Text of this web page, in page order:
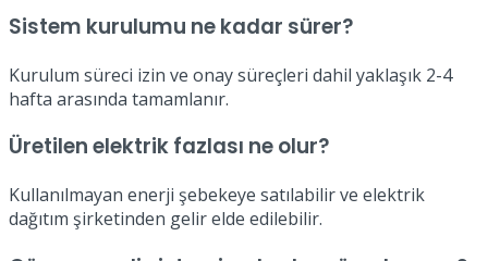
Sistem kurulumu ne kadar sürer?
Kurulum süreci izin ve onay süreçleri dahil yaklaşık 2-4
hafta arasında tamamlanır.
Üretilen elektrik fazlası ne olur?
Kullanılmayan enerji şebekeye satılabilir ve elektrik
dağıtım şirketinden gelir elde edilebilir.